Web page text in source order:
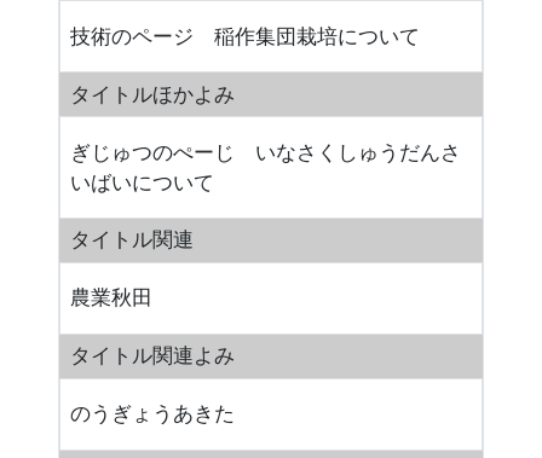
技術のページ 稲作集団栽培について
タイトルほかよみ
ぎじゅつのぺーじ いなさくしゅうだんさ
いばいについて
タイトル関連
農業秋田
タイトル関連よみ
のうぎょうあきた